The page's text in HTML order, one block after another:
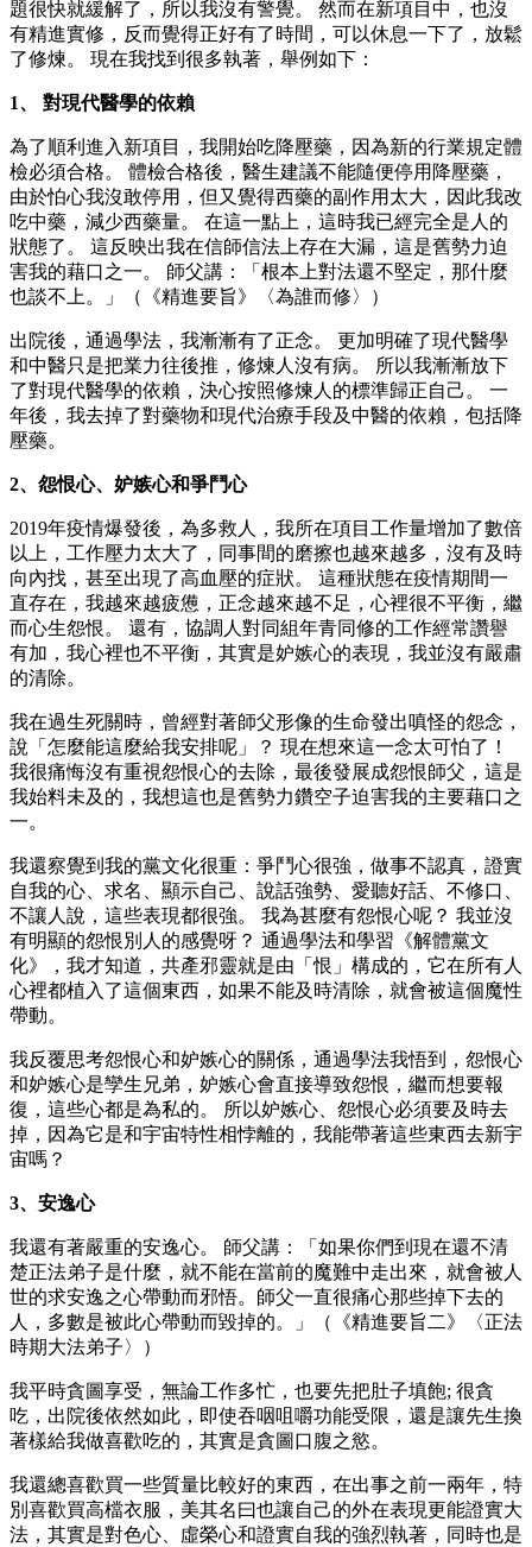
題很快就緩解了，所以我沒有警覺。 然而在新項目中，也沒
有精進實修，反而覺得正好有了時間，可以休息一下了，放鬆
了修煉。 現在我找到很多執著，舉例如下：
1、 對現代醫學的依賴
為了順利進入新項目，我開始吃降壓藥，因為新的行業規定體
檢必須合格。 體檢合格後，醫生建議不能隨便停用降壓藥，
由於怕心我沒敢停用，但又覺得西藥的副作用太大，因此我改
吃中藥，減少西藥量。 在這一點上，這時我已經完全是人的
狀態了。 這反映出我在信師信法上存在大漏，這是舊勢力迫
害我的藉口之一。 師父講：「根本上對法還不堅定，那什麼
也談不上。」（《精進要旨》〈為誰而修〉）
出院後，通過學法，我漸漸有了正念。 更加明確了現代醫學
和中醫只是把業力往後推，修煉人沒有病。 所以我漸漸放下
了對現代醫學的依賴，決心按照修煉人的標準歸正自己。 一
年後，我去掉了對藥物和現代治療手段及中醫的依賴，包括降
壓藥。
2、怨恨心、妒嫉心和爭鬥心
2019年疫情爆發後，為多救人，我所在項目工作量增加了數倍
以上，工作壓力太大了，同事間的磨擦也越來越多，沒有及時
向內找，甚至出現了高血壓的症狀。 這種狀態在疫情期間一
直存在，我越來越疲憊，正念越來越不足，心裡很不平衡，繼
而心生怨恨。 還有，協調人對同組年青同修的工作經常讚譽
有加，我心裡也不平衡，其實是妒嫉心的表現，我並沒有嚴肅
的清除。
我在過生死關時，曾經對著師父形像的生命發出嗔怪的怨念，
說「怎麼能這麼給我安排呢」？ 現在想來這一念太可怕了！
我很痛悔沒有重視怨恨心的去除，最後發展成怨恨師父，這是
我始料未及的，我想這也是舊勢力鑽空子迫害我的主要藉口之
一。
我還察覺到我的黨文化很重：爭鬥心很強，做事不認真，證實
自我的心、求名、顯示自己、說話強勢、愛聽好話、不修口、
不讓人說，這些表現都很強。 我為甚麼有怨恨心呢？ 我並沒
有明顯的怨恨別人的感覺呀？ 通過學法和學習《解體黨文
化》，我才知道，共產邪靈就是由「恨」構成的，它在所有人
心裡都植入了這個東西，如果不能及時清除，就會被這個魔性
帶動。
我反覆思考怨恨心和妒嫉心的關係，通過學法我悟到，怨恨心
和妒嫉心是孿生兄弟，妒嫉心會直接導致怨恨，繼而想要報
復，這些心都是為私的。 所以妒嫉心、怨恨心必須要及時去
掉，因為它是和宇宙特性相悖離的，我能帶著這些東西去新宇
宙嗎？
3、安逸心
我還有著嚴重的安逸心。 師父講：「如果你們到現在還不清
楚正法弟子是什麼，就不能在當前的魔難中走出來，就會被人
世的求安逸之心帶動而邪悟。師父一直很痛心那些掉下去的
人，多數是被此心帶動而毀掉的。」（《精進要旨二》〈正法
時期大法弟子〉）
我平時貪圖享受，無論工作多忙，也要先把肚子填飽; 很貪
吃，出院後依然如此，即使吞咽咀嚼功能受限，還是讓先生換
著樣給我做喜歡吃的，其實是貪圖口腹之慾。
我還總喜歡買一些質量比較好的東西，在出事之前一兩年，特
別喜歡買高檔衣服，美其名曰也讓自己的外在表現更能證實大
法，其實是對色心、虛榮心和證實自我的強烈執著，同時也是